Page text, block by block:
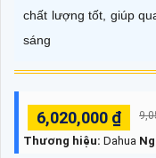
chất lượng tốt, giúp
sáng
6,020,000 ₫
Thương hiệu: Dahua